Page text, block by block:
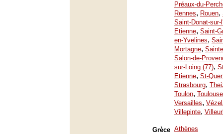
Préaux-du-
Rennes, Rouen,
Saint-Donat-sur-
Etienne, Saint-
en-Yvelines,
Mortagne,
Salon-de-
sur-Loing (77),
Etienne, St-
Strasbourg,
Toulon, Toulouse
Versailles,
Villepinte,
Grèce Athènes